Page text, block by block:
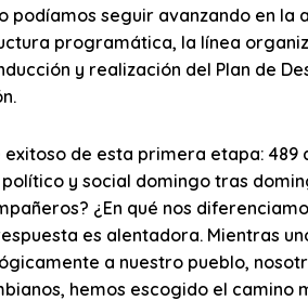
podíamos seguir avanzando en la
programática, la línea
y realización del Plan de
de esta primera etapa: 489
y social domingo tras
¿En qué nos
es alentadora. Mientras
a nuestro pueblo,
hemos escogido el camino